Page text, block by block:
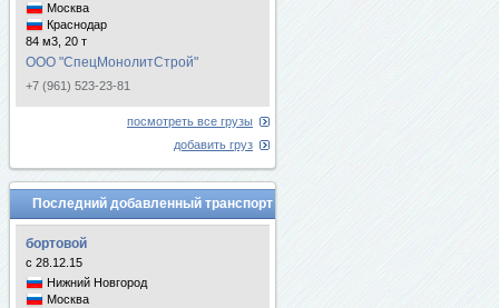
Москва
Краснодар
84 м3, 20 т
ООО "СпецМонолитСтрой"
+7 (961) 523-23-81
посмотреть все грузы
добавить груз
Последний добавленный транспорт
бортовой
с 28.12.15
Нижний Новгород
Москва